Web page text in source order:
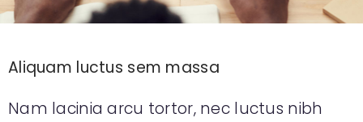
Aliquam luctus sem massa
Nam lacinia arcu tortor, nec luctus nibh